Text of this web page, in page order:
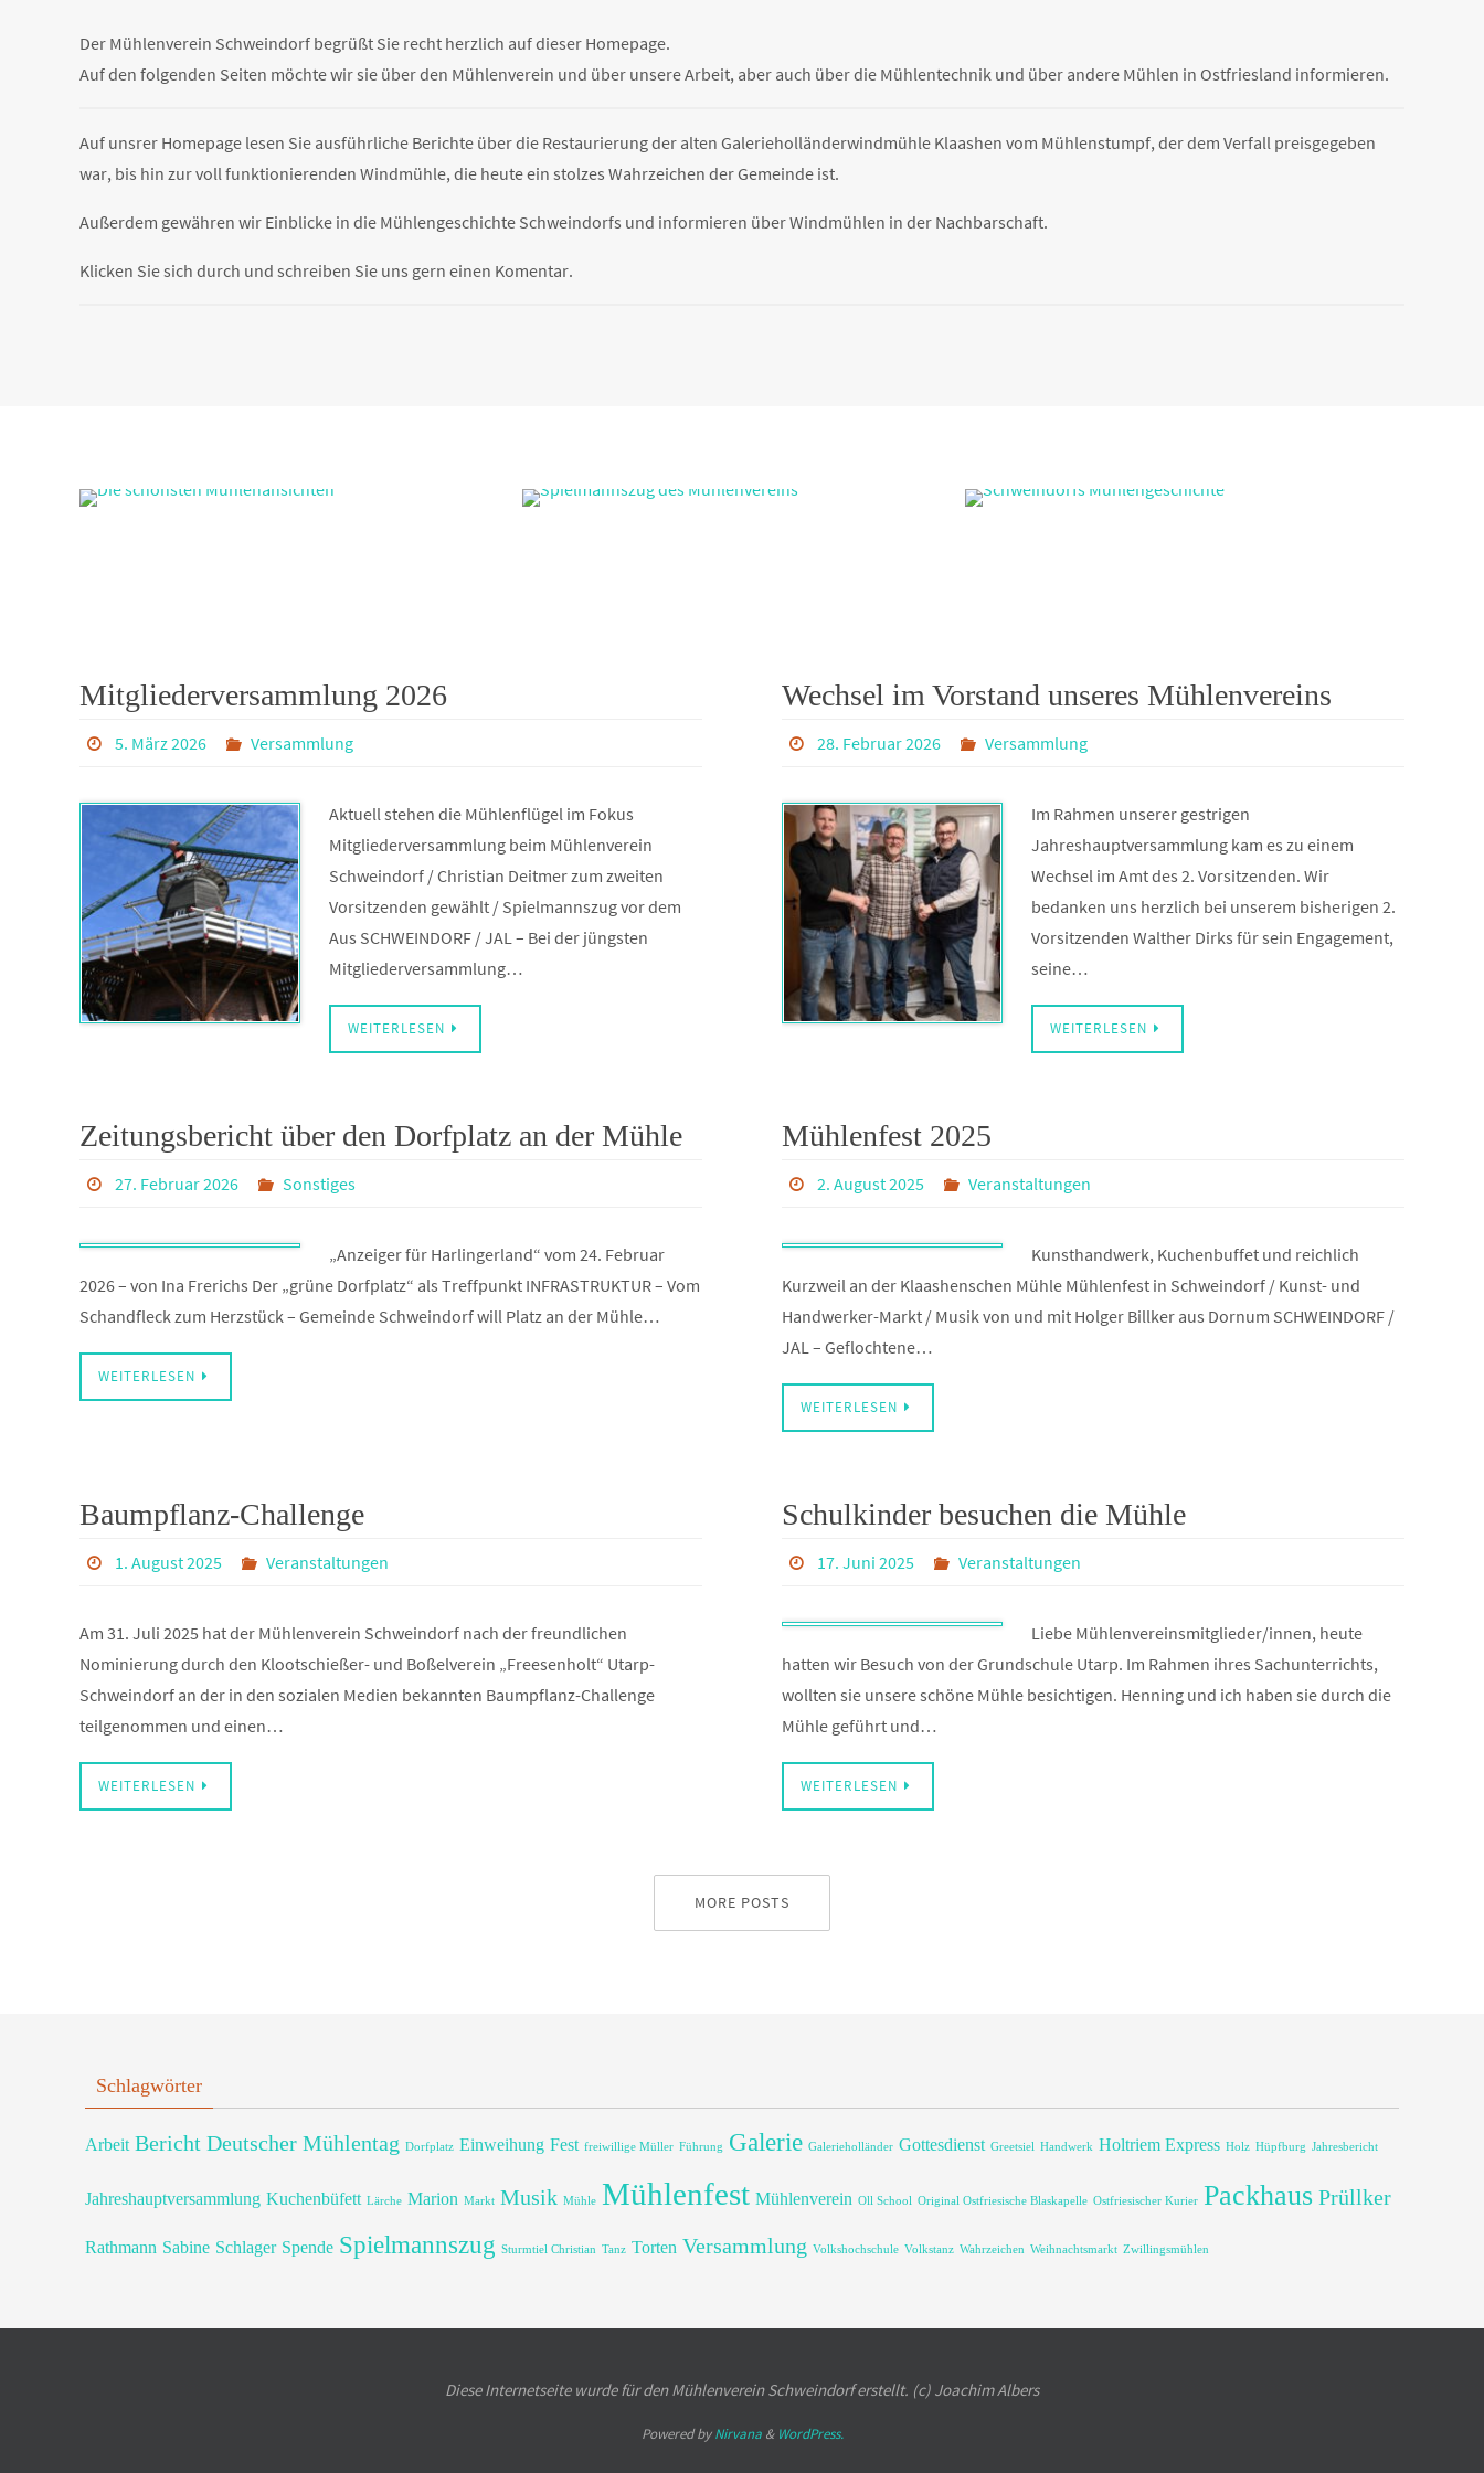
Der Mühlenverein Schweindorf begrüßt Sie recht herzlich auf dieser Homepage.
Auf den folgenden Seiten möchte wir sie über den Mühlenverein und über unsere Arbeit, aber auch über die Mühlentechnik und über andere Mühlen in Ostfriesland informieren.
Auf unsrer Homepage lesen Sie ausführliche Berichte über die Restaurierung der alten Galerieholländerwindmühle Klaashen vom Mühlenstumpf, der dem Verfall preisgegeben
war, bis hin zur voll funktionierenden Windmühle, die heute ein stolzes Wahrzeichen der Gemeinde ist.
Außerdem gewähren wir Einblicke in die Mühlengeschichte Schweindorfs und informieren über Windmühlen in der Nachbarschaft.
Klicken Sie sich durch und schreiben Sie uns gern einen Komentar.
Mitgliederversammlung 2026
5. März 2026 Versammlung
Aktuell stehen die Mühlenflügel im Fokus
Mitgliederversammlung beim Mühlenverein
Schweindorf / Christian Deitmer zum zweiten
Vorsitzenden gewählt / Spielmannszug vor dem
Aus SCHWEINDORF / JAL – Bei der jüngsten
Mitgliederversammlung…
WEITERLESEN
Wechsel im Vorstand unseres Mühlenvereins
28. Februar 2026 Versammlung
Im Rahmen unserer gestrigen
Jahreshauptversammlung kam es zu einem
Wechsel im Amt des 2. Vorsitzenden. Wir
bedanken uns herzlich bei unserem bisherigen 2.
Vorsitzenden Walther Dirks für sein Engagement,
seine…
WEITERLESEN
Zeitungsbericht über den Dorfplatz an der Mühle
27. Februar 2026 Sonstiges
„Anzeiger für Harlingerland“ vom 24. Februar
2026 – von Ina Frerichs Der „grüne Dorfplatz“ als Treffpunkt INFRASTRUKTUR – Vom
Schandfleck zum Herzstück – Gemeinde Schweindorf will Platz an der Mühle…
WEITERLESEN
Mühlenfest 2025
2. August 2025 Veranstaltungen
Kunsthandwerk, Kuchenbuffet und reichlich
Kurzweil an der Klaashenschen Mühle Mühlenfest in Schweindorf / Kunst- und
Handwerker-Markt / Musik von und mit Holger Billker aus Dornum SCHWEINDORF /
JAL – Geflochtene…
WEITERLESEN
Baumpflanz-Challenge
1. August 2025 Veranstaltungen
Am 31. Juli 2025 hat der Mühlenverein Schweindorf nach der freundlichen
Nominierung durch den Klootschießer- und Boßelverein „Freesenholt“ Utarp-
Schweindorf an der in den sozialen Medien bekannten Baumpflanz-Challenge
teilgenommen und einen…
WEITERLESEN
Schulkinder besuchen die Mühle
17. Juni 2025 Veranstaltungen
Liebe Mühlenvereinsmitglieder/innen, heute
hatten wir Besuch von der Grundschule Utarp. Im Rahmen ihres Sachunterrichts,
wollten sie unsere schöne Mühle besichtigen. Henning und ich haben sie durch die
Mühle geführt und…
WEITERLESEN
MORE POSTS
Schlagwörter
Arbeit Bericht Deutscher Mühlentag Dorfplatz Einweihung Fest freiwillige Müller Führung Galerie Galerieholländer Gottesdienst Greetsiel Handwerk Holtriem Express Holz Hüpfburg Jahresbericht
Jahreshauptversammlung Kuchenbüfett Lärche Marion Markt Musik Mühle Mühlenfest Mühlenverein Oll School Original Ostfriesische Blaskapelle Ostfriesischer Kurier Packhaus Prüllker
Rathmann Sabine Schlager Spende Spielmannszug Sturmtiel Christian Tanz Torten Versammlung Volkshochschule Volkstanz Wahrzeichen Weihnachtsmarkt Zwillingsmühlen
Diese Internetseite wurde für den Mühlenverein Schweindorf erstellt. (c) Joachim Albers
Powered byNirvana& WordPress.